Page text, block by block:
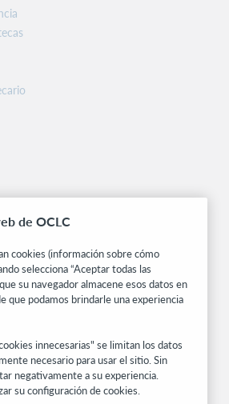
de los productos, estudios de
más – directo a su bandeja de
de OCLC
cookies (información sobre cómo
selecciona “Aceptar todas las
su navegador almacene esos datos en
que podamos brindarle una experiencia
innecesarias" se limitan los datos
necesario para usar el sitio. Sin
negativamente a su experiencia.
su configuración de cookies.